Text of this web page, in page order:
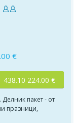
€
438.10 224.00 €
пакет - от
празници,